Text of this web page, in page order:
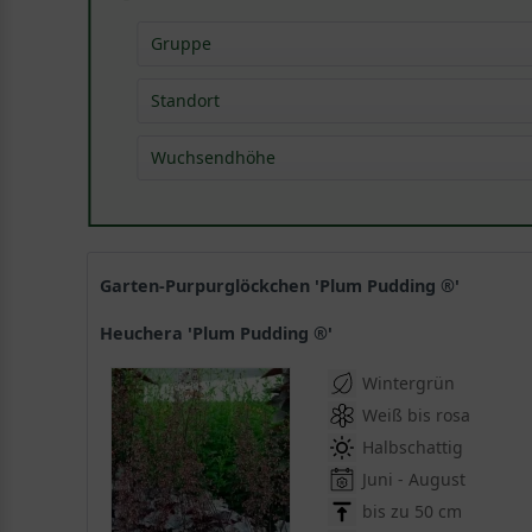
Gruppe
Blütenstauden
Gehölzrandstauden
Rabattenstauden(14)
Schnittstauden (1)
sonstige Stauden
Standort
Wuchsendhöhe
Garten-Purpurglöckchen 'Plum Pudding ®'
Heuchera 'Plum Pudding ®'
Wintergrün
Weiß bis rosa
Halbschattig
Juni - August
bis zu 50 cm